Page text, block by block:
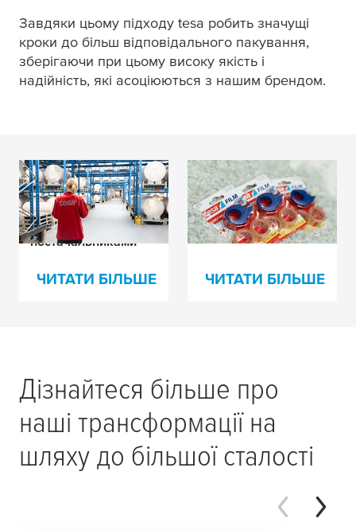
Завдяки цьому підходу tesa робить значущі
кроки до більш відповідального пакування,
зберігаючи при цьому високу якість і
надійність, які асоціюються з нашим брендом.
Просування кругової
упаковки через тісну
співпрацю з
постачальниками
ЧИТАТИ БІЛЬШЕ
Не всі ПЛР однакові
ЧИТАТИ БІЛЬШЕ
Дізнайтеся більше про
наші трансформації на
шляху до більшої сталості